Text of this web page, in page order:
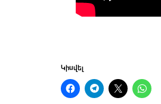
Կիսվել